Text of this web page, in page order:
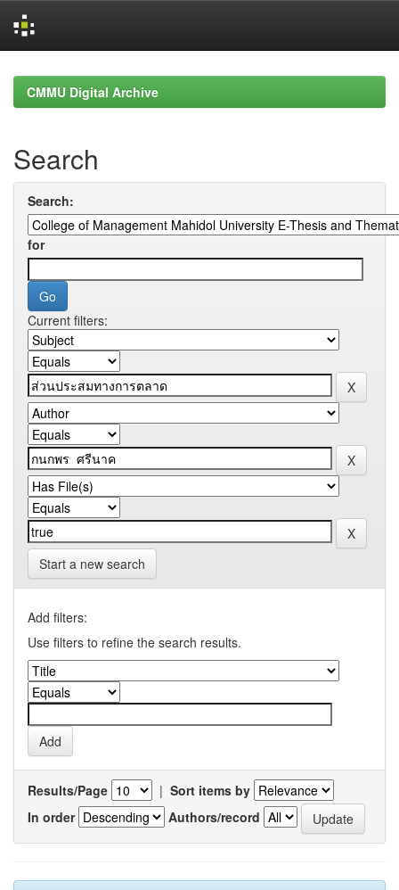
navigationCMMU Digital Archive
Search
Search:
for
Current filters:
Start a new search
Add filters:
Use filters to refine the search results.
Results/Page | Sort items by
In order
Authors/record